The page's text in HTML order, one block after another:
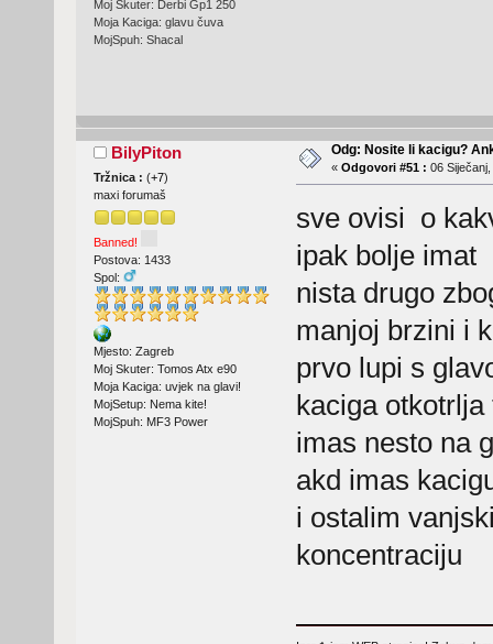
Moj Skuter: Derbi Gp1 250
Moja Kaciga: glavu čuva
MojSpuh: Shacal
BilyPiton
Tržnica : (+7)
maxi forumaš
Banned!
Postova: 1433
Spol:
Mjesto: Zagreb
Moj Skuter: Tomos Atx e90
Moja Kaciga: uvjek na glavi!
MojSetup: Nema kite!
MojSpuh: MF3 Power
Odg: Nosite li kacigu?
« Odgovori #51 : 06
sve ovisi o
ipak bolje imat
nista drugo
manjoj brzini i
prvo lupi s
kaciga
imas nesto na
akd imas
i ostalim
koncentraciju